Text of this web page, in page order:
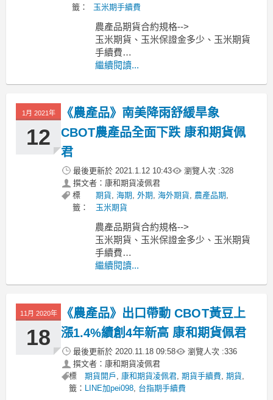
籤：
玉米期手續費
農產品期貨合約規格-->
玉米期貨、玉米保證金多少、玉米期貨
手續費
小麥期貨、小麥保證金多少、小麥期貨
----------------------------------------------
MoneyDJ新聞
繼續閱讀...
1月 2021年
12
《農產品》南美降雨舒緩旱象
CBOT農產品全面下跌 康和期貨佩
君
最後更新於 2021.1.12 10:43 瀏覽人次 :328
撰文者：康和期貨凌佩君
標
籤：
期貨,海期,外期,海外期貨, 農產品期,
玉米期貨
農產品期貨合約規格-->
玉米期貨、玉米保證金多少、玉米期貨
手續費
小麥期貨、小麥保證金多少、小麥期貨
----------------------------------------------
MoneyDJ新聞
繼續閱讀...
11月 2020年
18
《農產品》出口帶動 CBOT黃豆上
漲1.4%續創4年新高 康和期貨佩君
最後更新於 2020.11.18 09:58 瀏覽人次 :336
撰文者：康和期貨凌佩君
標
籤：
期貨開戶 , 康和期貨凌佩君,期貨手續費,期貨,
LINE加pei098, 台指期手續費